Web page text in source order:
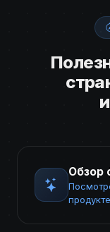
Обзор
продукте